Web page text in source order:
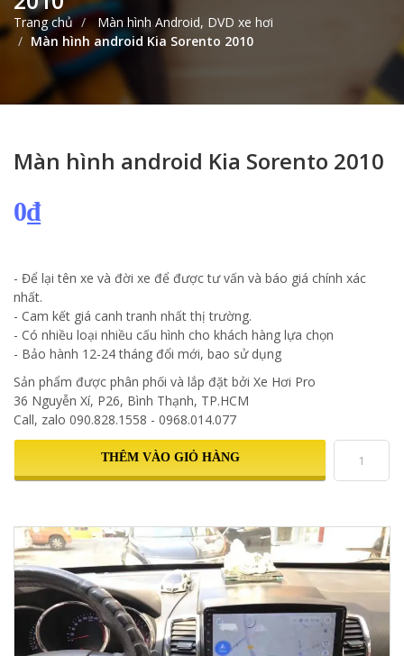
Trang chủ
Màn hình Android, DVD xe hơi
Màn hình android Kia Sorento 2010
Màn hình android Kia Sorento 2010
0₫
- Để lại tên xe và đời xe để được tư vấn và báo giá chính xác
nhất.
- Cam kết giá canh tranh nhất thị trường.
- Có nhiều loại nhiều cấu hình cho khách hàng lựa chọn
- Bảo hành 12-24 tháng đổi mới, bao sử dụng
Sản phẩm được phân phối và lắp đặt bởi Xe Hơi Pro
36 Nguyễn Xí, P26, Bình Thạnh, TP.HCM
Call, zalo 090.828.1558 - 0968.014.077
THÊM VÀO GIỎ HÀNG